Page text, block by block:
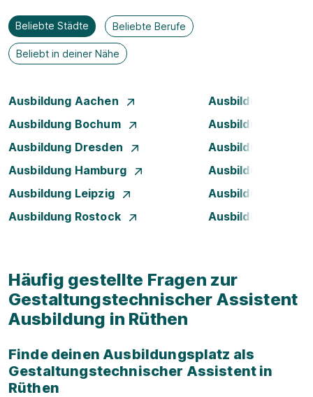
Beliebte Städte Beliebte Berufe
Beliebt in deiner Nähe
Ausbildung Aachen
Ausbildung
Ausbildung Bochum
Ausbildung Bonn
Ausbildung Dresden
Ausbildung
Ausbildung Hamburg
Ausbildung
Ausbildung Leipzig
Ausbildung
Ausbildung Rostock
Ausbildung
Häufig gestellte Fragen zur
Gestaltungstechnischer Assistent
Ausbildung in Rüthen
Finde deinen Ausbildungsplatz als
Gestaltungstechnischer Assistent in
Rüthen